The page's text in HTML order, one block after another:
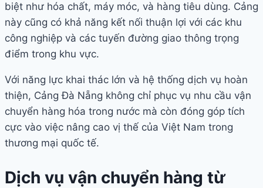
biệt như hóa chất, máy móc, và hàng tiêu dùng. Cảng
này cũng có khả năng kết nối thuận lợi với các khu
công nghiệp và các tuyến đường giao thông trọng
điểm trong khu vực.
Với năng lực khai thác lớn và hệ thống dịch vụ hoàn
thiện, Cảng Đà Nẵng không chỉ phục vụ nhu cầu vận
chuyển hàng hóa trong nước mà còn đóng góp tích
cực vào việc nâng cao vị thế của Việt Nam trong
thương mại quốc tế.
Dịch vụ vận chuyển hàng từ